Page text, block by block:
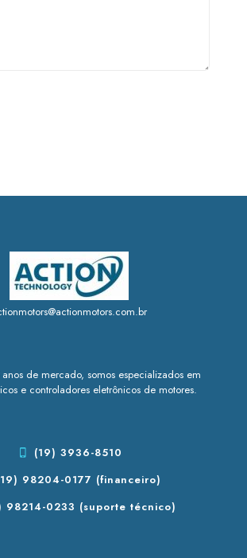
de mercado, somos especializados em
e controladores eletrônicos de motores.
(19) 3936-8510
98204-0177 (financeiro)
98214-0233 (suporte técnico)